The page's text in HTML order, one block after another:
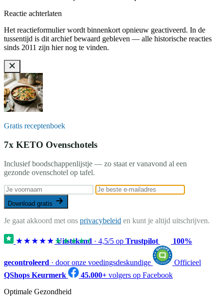
Reactie achterlaten
Het reactieformulier wordt binnenkort opnieuw geactiveerd. In de
tussentijd is dit archief bewaard gebleven — alle historische reacties
sinds 2011 zijn hier nog te vinden.
Gratis receptenboek
7x KETO Ovenschotels
Inclusief boodschappenlijstje — zo staat er vanavond al een
gezonde ovenschotel op tafel.
Download gratis
Je gaat akkoord met ons privacybeleid en kunt je altijd uitschrijven.
★★★★★★★★★★
Uitstekend · 4,5/5 op Trustpilot 100%
gecontroleerd · door onze voedingsdeskundige
Officieel
QShops Keurmerk
45.000+ volgers op Facebook
Optimale Gezondheid